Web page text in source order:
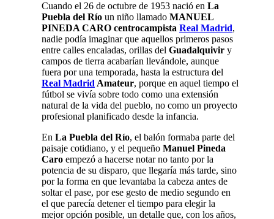
Cuando el 26 de octubre de 1953 nació en La
Puebla del Río un niño llamado MANUEL
PINEDA CARO centrocampista Real Madrid,
nadie podía imaginar que aquellos primeros pasos
entre calles encaladas, orillas del Guadalquivir y
campos de tierra acabarían llevándole, aunque
fuera por una temporada, hasta la estructura del
Real Madrid Amateur, porque en aquel tiempo el
fútbol se vivía sobre todo como una extensión
natural de la vida del pueblo, no como un proyecto
profesional planificado desde la infancia.
En La Puebla del Río, el balón formaba parte del
paisaje cotidiano, y el pequeño Manuel Pineda
Caro empezó a hacerse notar no tanto por la
potencia de su disparo, que llegaría más tarde, sino
por la forma en que levantaba la cabeza antes de
soltar el pase, por ese gesto de medio segundo en
el que parecía detener el tiempo para elegir la
mejor opción posible, un detalle que, con los años,